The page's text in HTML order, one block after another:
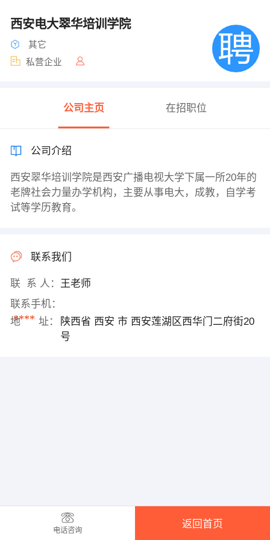
西安电大翠华培训学院
其它
私营企业
公司主页 在招职位
公司介绍
西安翠华培训学院是西安广播电视大学下属一所20年的
老牌社会力量办学机构，主要从事电大，成教，自学考
试等学历教育。
联系我们
联 系 人： 王老师
联系手机：
****
地 址：
陕西省 西安 市 西安莲湖区西华门二府街20
号
电话咨询
返回首页